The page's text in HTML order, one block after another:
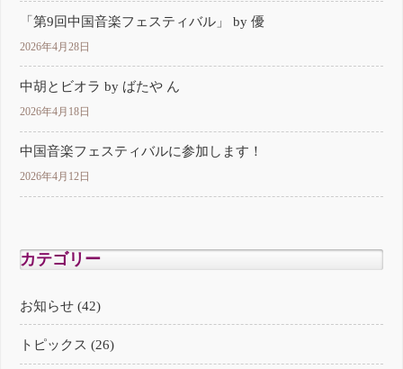
「第9回中国音楽フェスティバル」 by 優
2026年4月28日
中胡とビオラ by ばたや ん
2026年4月18日
中国音楽フェスティバルに参加します！
2026年4月12日
カテゴリー
お知らせ (42)
トピックス (26)